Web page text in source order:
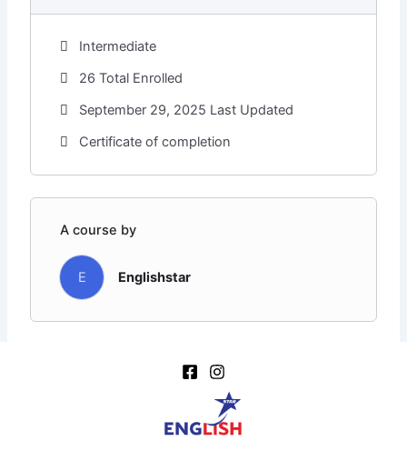
Intermediate
26 Total Enrolled
September 29, 2025 Last Updated
Certificate of completion
A course by
E Englishstar